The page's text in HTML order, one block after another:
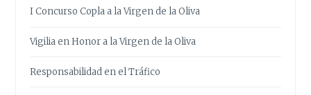
I Concurso Copla a la Virgen de la Oliva
Vigilia en Honor a la Virgen de la Oliva
Responsabilidad en el Tráfico